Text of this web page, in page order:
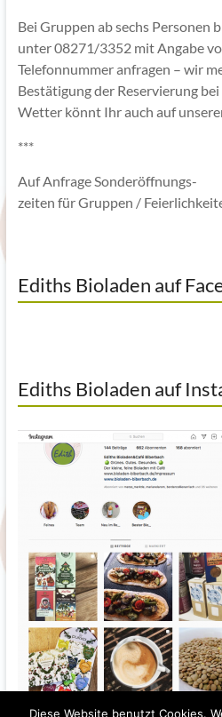
Bei Gruppen ab sechs Personen
unter 08271/3352 mit Angabe
Telefonnummer anfragen – wir
Bestätigung der Reservierung
Wetter könnt Ihr auch auf
***
Auf Anfrage Sonderöffnungs-
zeiten für Gruppen /
Ediths Bioladen auf
Ediths Bioladen auf
Diese Website benutzt Cookies.